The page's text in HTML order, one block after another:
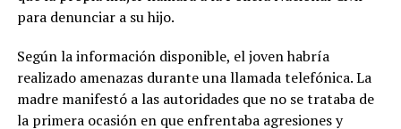
trabajaba como
repartidor y que falleció
en el lugar tras el
impacto.
para denunciar a su hijo.
Según la información disponible, el joven habría
realizado amenazas durante una llamada telefónica. La
madre manifestó a las autoridades que no se trataba de
la primera ocasión en que enfrentaba agresiones y